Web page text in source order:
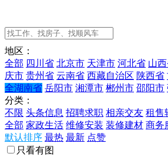
地区：
全部 四川省 北京市 天津市 河北省 山
庆市 贵州省 云南省 西藏自治区 陕西省
全湖南省 岳阳市 湘潭市 郴州市 邵阳市
分类：
不限 头条信息 招聘求职 相亲交友 租售
全部 家政生活 维修安装 装修建材 商务
默认排序 最热 最新 点赞
只看有图